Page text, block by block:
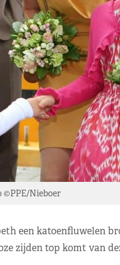
©PPE/Nieboer
een katoenfluwelen
zijden top komt van